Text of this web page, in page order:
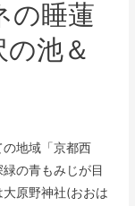
の睡蓮
池＆
地域「京都西
の青もみじが目
原野神社(おおは